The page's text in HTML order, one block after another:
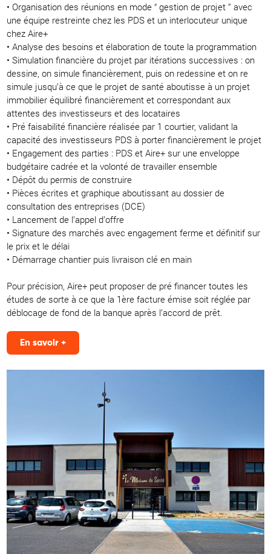
• Organisation des réunions en mode “ gestion de projet ” avec
une équipe restreinte chez les PDS et un interlocuteur unique
chez Aire+
• Analyse des besoins et élaboration de toute la programmation
• Simulation financière du projet par itérations successives : on
dessine, on simule financièrement, puis on redessine et on re
simule jusqu’à ce que le projet de santé aboutisse à un projet
immobilier équilibré financièrement et correspondant aux
attentes des investisseurs et des locataires
• Pré faisabilité financière réalisée par 1 courtier, validant la
capacité des investisseurs PDS à porter financièrement le projet
• Engagement des parties : PDS et Aire+ sur une enveloppe
budgétaire cadrée et la volonté de travailler ensemble
• Dépôt du permis de construire
• Pièces écrites et graphique aboutissant au dossier de
consultation des entreprises (DCE)
• Lancement de l’appel d’offre
• Signature des marchés avec engagement ferme et définitif sur
le prix et le délai
• Démarrage chantier puis livraison clé en main
Pour précision, Aire+ peut proposer de pré financer toutes les
études de sorte à ce que la 1ère facture émise soit réglée par
déblocage de fond de la banque après l’accord de prêt.
En savoir +